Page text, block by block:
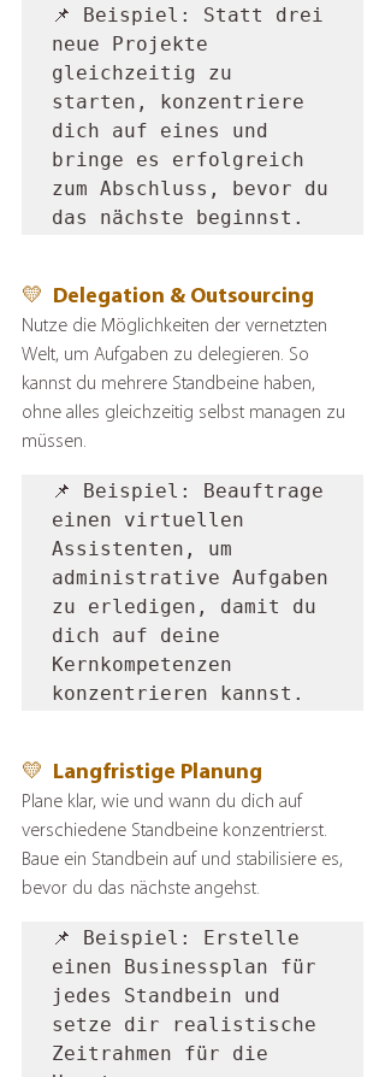
📌 Beispiel: Statt drei
neue Projekte
gleichzeitig zu
starten, konzentriere
dich auf eines und
bringe es erfolgreich
zum Abschluss, bevor du
das nächste beginnst.
💛  Delegation & Outsourcing
Nutze die Möglichkeiten der vernetzten
Welt, um Aufgaben zu delegieren. So
kannst du mehrere Standbeine haben,
ohne alles gleichzeitig selbst managen zu
müssen.
📌 Beispiel: Beauftrage
einen virtuellen
Assistenten, um
administrative Aufgaben
zu erledigen, damit du
dich auf deine
Kernkompetenzen
konzentrieren kannst.
💛  Langfristige Planung
Plane klar, wie und wann du dich auf
verschiedene Standbeine konzentrierst.
Baue ein Standbein auf und stabilisiere es,
bevor du das nächste angehst.
📌 Beispiel: Erstelle
einen Businessplan für
jedes Standbein und
setze dir realistische
Zeitrahmen für die